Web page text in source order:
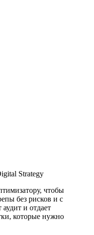
Strategy
чтобы
без рисков и с
и отдает
которые нужно